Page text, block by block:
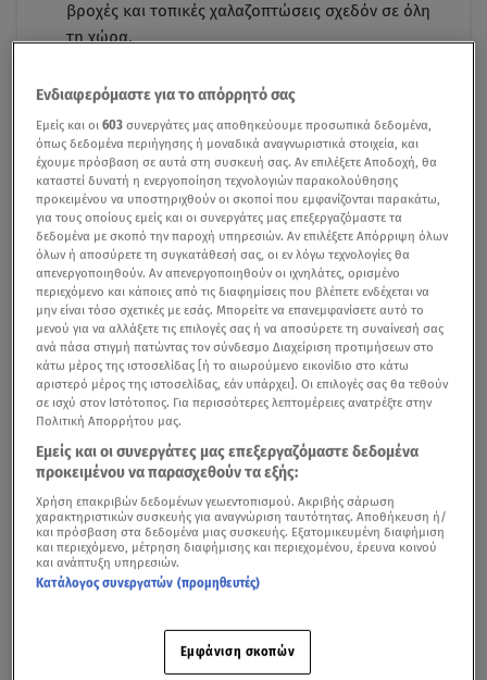
βροχές και τοπικές χαλαζοπτώσεις σχεδόν σε όλη
τη χώρα.
Ενδιαφερόμαστε για το απόρρητό σας
Εμείς και οι603 συνεργάτες μας αποθηκεύουμε προσωπικά δεδομένα,
όπως δεδομένα περιήγησης ή μοναδικά αναγνωριστικά στοιχεία, και
έχουμε πρόσβαση σε αυτά στη συσκευή σας. Αν επιλέξετε Αποδοχή, θα
καταστεί δυνατή η ενεργοποίηση τεχνολογιών παρακολούθησης
προκειμένου να υποστηριχθούν οι σκοποί που εμφανίζονται παρακάτω,
για τους οποίους εμείς και οι συνεργάτες μας επεξεργαζόμαστε τα
δεδομένα με σκοπό την παροχή υπηρεσιών. Αν επιλέξετε Απόρριψη όλων
όλων ή αποσύρετε τη συγκατάθεσή σας, οι εν λόγω τεχνολογίες θα
απενεργοποιηθούν. Αν απενεργοποιηθούν οι ιχνηλάτες, ορισμένο
περιεχόμενο και κάποιες από τις διαφημίσεις που βλέπετε ενδέχεται να
μην είναι τόσο σχετικές με εσάς. Μπορείτε να επανεμφανίσετε αυτό το
μενού για να αλλάξετε τις επιλογές σας ή να αποσύρετε τη συναίνεσή σας
ανά πάσα στιγμή πατώντας τον σύνδεσμο Διαχείριση προτιμήσεων στο
κάτω μέρος της ιστοσελίδας [ή το αιωρούμενο εικονίδιο στο κάτω
αριστερό μέρος της ιστοσελίδας, εάν υπάρχει]. Οι επιλογές σας θα τεθούν
σε ισχύ στον Ιστότοπος. Για περισσότερες λεπτομέρειες ανατρέξτε στην
Πολιτική Απορρήτου μας.
Εμείς και οι συνεργάτες μας επεξεργαζόμαστε δεδομένα
προκειμένου να παρασχεθούν τα εξής:
Χρήση επακριβών δεδομένων γεωεντοπισμού. Ακριβής σάρωση
χαρακτηριστικών συσκευής για αναγνώριση ταυτότητας. Αποθήκευση ή/
και πρόσβαση στα δεδομένα μιας συσκευής. Εξατομικευμένη διαφήμιση
και περιεχόμενο, μέτρηση διαφήμισης και περιεχομένου, έρευνα κοινού
και ανάπτυξη υπηρεσιών.
Κατάλογος συνεργατών (προμηθευτές)
Εμφάνιση σκοπών